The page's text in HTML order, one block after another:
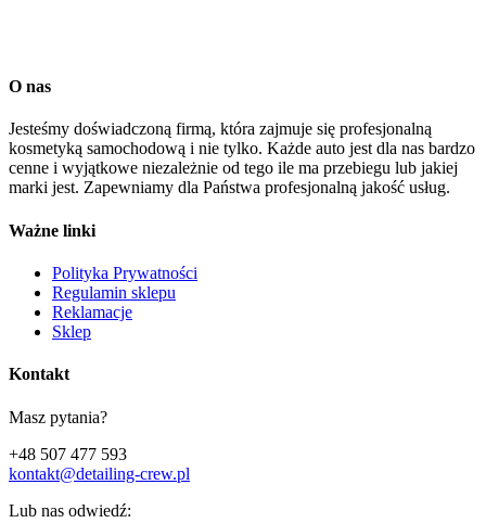
O nas
Jesteśmy doświadczoną firmą, która zajmuje się profesjonalną
kosmetyką samochodową i nie tylko. Każde auto jest dla nas bardzo
cenne i wyjątkowe niezależnie od tego ile ma przebiegu lub jakiej
marki jest. Zapewniamy dla Państwa profesjonalną jakość usług.
Ważne linki
Polityka Prywatności
Regulamin sklepu
Reklamacje
Sklep
Kontakt
Masz pytania?
+48 507 477 593
kontakt@detailing-crew.pl
Lub nas odwiedź: